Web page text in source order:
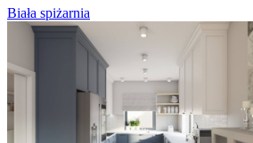
Biała spiżarnia